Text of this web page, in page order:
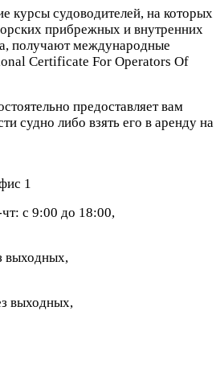
курсы судоводителей, на которых
прибрежных и внутренних
получают международные
Certificate For Operators Of
предоставляет вам
судно либо взять его в аренду на
1
с 9:00 до 18:00,
выходных,
выходных,